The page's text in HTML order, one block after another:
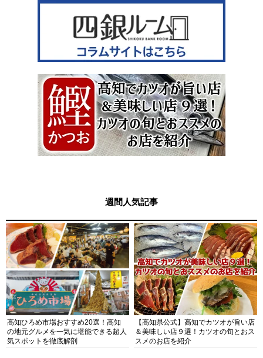
週間人気記事
高知ひろめ市場おすすめ20選！高知
の地元グルメを一気に堪能できる超人
気スポットを徹底解剖
【高知県公式】高知でカツオが旨い店
＆美味しい店９選！カツオの旬とおス
スメのお店を紹介